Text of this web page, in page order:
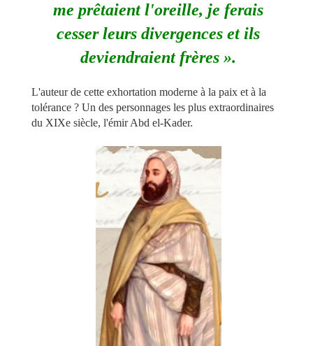
me prêtaient l'oreille, je ferais
cesser leurs divergences et ils
deviendraient frères ».
L'auteur de cette exhortation moderne à la paix et à la
tolérance ? Un des personnages les plus extraordinaires
du XIXe siècle, l'émir Abd el-Kader.